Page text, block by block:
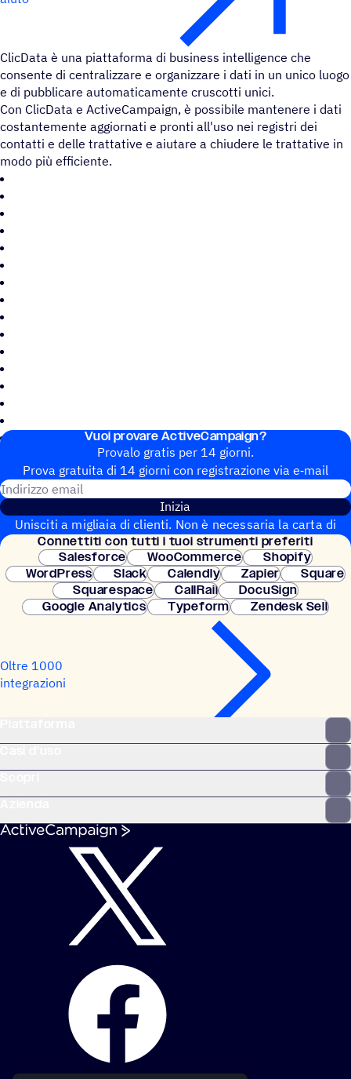
ClicData è una piattaforma di business intelligence che
consente di centralizzare e organizzare i dati in un unico luogo
e di pubblicare automaticamente cruscotti unici.
Con ClicData e ActiveCampaign, è possibile mantenere i dati
costantemente aggiornati e pronti all'uso nei registri dei
contatti e delle trattative e aiutare a chiudere le trattative in
modo più efficiente.
Vuoi provare ActiveCampaign?
Provalo gratis per 14 giorni.
Prova gratuita di 14 giorni con regi­stra­zione via e‑mail
Inizia
Unisciti a migliaia di clienti. Non è necessaria la carta di
credito. Configurazione istantanea.
Connet­titi con tutti i tuoi strumenti preferiti
Salesforce
WooCommerce
Shopify
WordPress
Slack Calendly Zapier
Square
Squarespace
CallRail
DocuSign
Google Analytics
Typeform Zendesk Sell
Oltre 1000
integrazioni